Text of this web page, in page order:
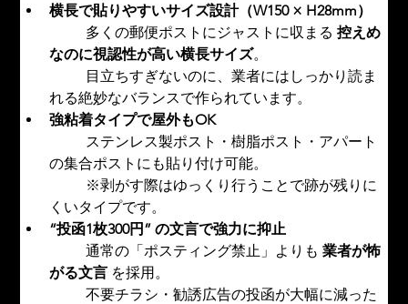
横長で貼りやすいサイズ設計（W150 × H28mm）
	多くの郵便ポストにジャストに収まる
控えめ
なのに視認性が高い横長サイズ。
れる絶妙なバランスで作られています。
強粘着タイプで屋外もOK
の集合ポストにも貼り付け可能。
くいタイプです。
“投函1枚300円” の文言で強力に抑止
	通常の「ポスティング禁止」よりも
業者が怖
がる文言 を採用。
	不要チラシ・勧誘広告の投函が大幅に減った